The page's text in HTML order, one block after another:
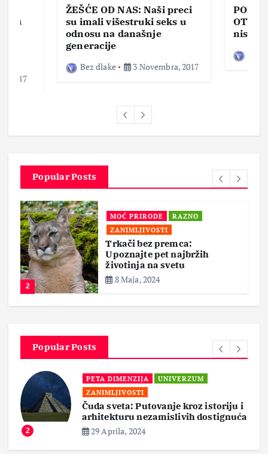
u
2017
ŽEŠĆE OD NAS: Naši preci
su imali višestruki seks u
odnosu na današnje
generacije
Bez dlake 3 Novembra, 2017
nisam
Popular Posts
2
MOĆ PRIRODE
RAZNO
ZANIMLJIVOSTI
Trkači bez premca:
Upoznajte pet najbržih
životinja na svetu
8 Maja, 2024
Popular Posts
2
PETA DIMENZIJA
UNIVERZUM
ZANIMLJIVOSTI
Čuda sveta: Putovanje kroz istoriju i
arhitekturu nezamislivih dostignuća
29 Aprila, 2024